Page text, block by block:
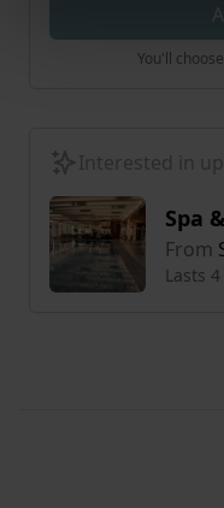
You'll
Interested in
Spa
From
Lasts